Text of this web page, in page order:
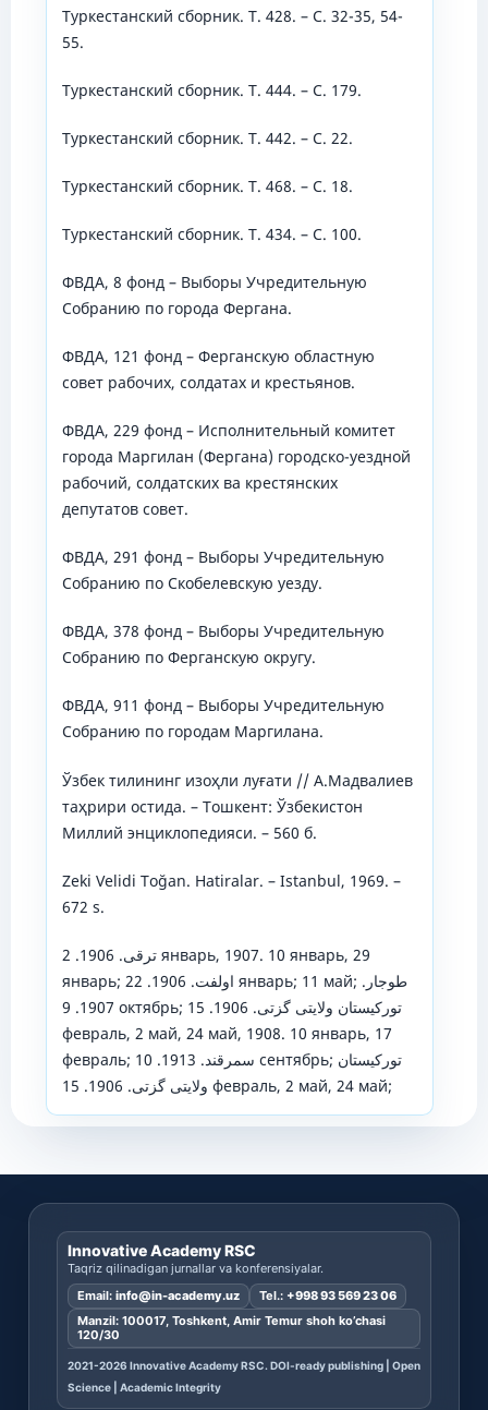
Туркестанский сборник. Т. 428. – С. 32-35, 54-
55.
Туркестанский сборник. Т. 444. – С. 179.
Туркестанский сборник. Т. 442. – С. 22.
Туркестанский сборник. Т. 468. – С. 18.
Туркестанский сборник. Т. 434. – С. 100.
ФВДА, 8 фонд – Выборы Учредительную
Собранию по города Фергана.
ФВДА, 121 фонд – Ферганскую областную
совет рабочих, солдатах и крестьянов.
ФВДА, 229 фонд – Исполнительный комитет
города Маргилан (Фергана) городско-уездной
рабочий, солдатских ва крестянских
депутатов совет.
ФВДА, 291 фонд – Выборы Учредительную
Собранию по Скобелевскую уезду.
ФВДА, 378 фонд – Выборы Учредительную
Собранию по Ферганскую округу.
ФВДА, 911 фонд – Выборы Учредительную
Собранию по городам Маргилана.
Ўзбек тилининг изоҳли луғати // А.Мадвалиев
таҳрири остида. – Тошкент: Ўзбекистон
Миллий энциклопедияси. – 560 б.
Zeki Velidi Toğan. Hatiralar. – Istanbul, 1969. –
672 s.
ترقی. 1906. 2 январь, 1907. 10 январь, 29
январь; اولفت. 1906. 22 январь; 11 май; طوجار.
1907. 9 октябрь; تورکیستان ولایتی گزتی. 1906. 15
февраль, 2 май, 24 май, 1908. 10 январь, 17
февраль; سمرقند. 1913. 10 сентябрь; تورکیستان
ولایتی گزتی. 1906. 15 февраль, 2 май, 24 май;
Innovative Academy RSC
Taqriz qilinadigan jurnallar va konferensiyalar.
Email: info@in-academy.uz Tel.: +998 93 569 23 06
Manzil: 100017, Toshkent, Amir Temur shoh ko’chasi
120/30
2021-2026 Innovative Academy RSC. DOI-ready publishing | Open
Science | Academic Integrity